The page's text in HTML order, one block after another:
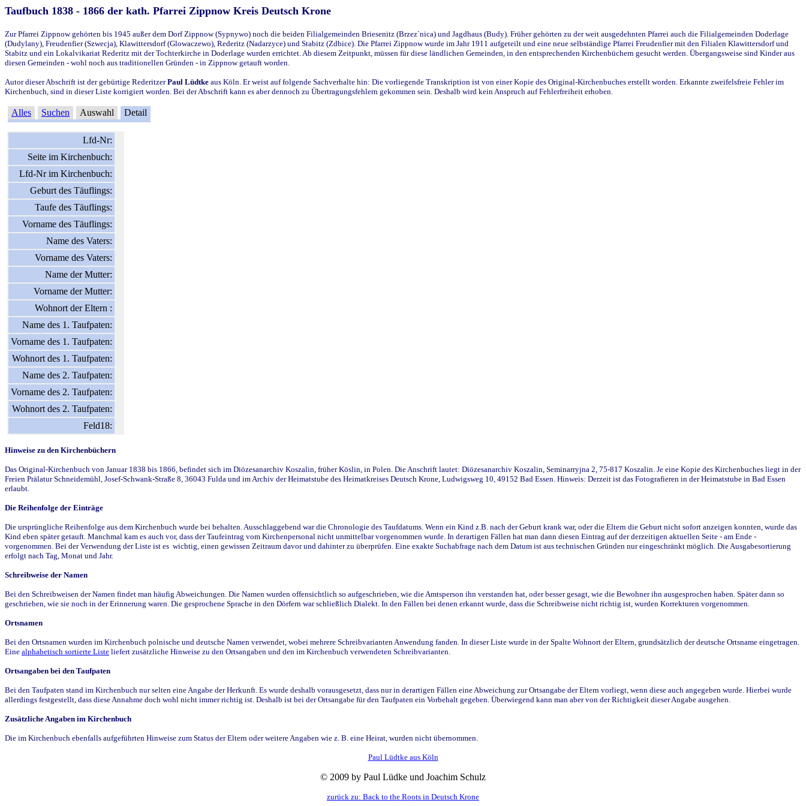
Taufbuch 1838 - 1866 der kath. Pfarrei Zippnow Kreis Deutsch Krone
Zur Pfarrei Zippnow gehörten bis 1945 außer dem Dorf Zippnow (Sypnywo) noch die beiden Filialgemeinden Briesenitz (Brzez`nica) und Jagdhaus (Budy). Früher gehörten zu der weit ausgedehnten Pfarrei auch die Filialgemeinden Doderlage
(Dudylany), Freudenfier (Szwecja), Klawittersdorf (Glowaczewo), Rederitz (Nadarzyce) und Stabitz (Zdbice). Die Pfarrei Zippnow wurde im Jahr 1911 aufgeteilt und eine neue selbständige Pfarrei Freudenfier mit den Filialen Klawittersdorf und
Stabitz und ein Lokalvikariat Rederitz mit der Tochterkirche in Doderlage wurden errichtet. Ab diesem Zeitpunkt, müssen für diese ländlichen Gemeinden, in den entsprechenden Kirchenbüchern gesucht werden. Übergangsweise sind Kinder aus
diesen Gemeinden - wohl noch aus traditionellen Gründen - in Zippnow getauft worden.
Autor dieser Abschrift ist der gebürtige RederitzerPaul Lüdtke aus Köln. Er weist auf folgende Sachverhalte hin: Die vorliegende Transkription ist von einer Kopie des Original-Kirchenbuches erstellt worden. Erkannte zweifelsfreie Fehler im
Kirchenbuch, sind in dieser Liste korrigiert worden. Bei der Abschrift kann es aber dennoch zu Übertragungsfehlern gekommen sein. Deshalb wird kein Anspruch auf Fehlerfreiheit erhoben.
Alles Suchen Auswahl Detail
Lfd-Nr:
Seite im Kirchenbuch:
Lfd-Nr im Kirchenbuch:
Geburt des Täuflings:
Taufe des Täuflings:
Vorname des Täuflings:
Name des Vaters:
Vorname des Vaters:
Name der Mutter:
Vorname der Mutter:
Wohnort der Eltern :
Name des 1. Taufpaten:
Vorname des 1. Taufpaten:
Wohnort des 1. Taufpaten:
Name des 2. Taufpaten:
Vorname des 2. Taufpaten:
Wohnort des 2. Taufpaten:
Feld18:
Hinweise zu den Kirchenbüchern
Das Original-Kirchenbuch von Januar 1838 bis 1866, befindet sich im Diözesanarchiv Koszalin, früher Köslin, in Polen. Die Anschrift lautet: Diözesanarchiv Koszalin, Seminarryjna 2, 75-817 Koszalin. Je eine Kopie des Kirchenbuches liegt in der
Freien Prälatur Schneidemühl, Josef-Schwank-Straße 8, 36043 Fulda und im Archiv der Heimatstube des Heimatkreises Deutsch Krone, Ludwigsweg 10, 49152 Bad Essen. Hinweis: Derzeit ist das Fotografieren in der Heimatstube in Bad Essen
erlaubt.
Die Reihenfolge der Einträge
Die ursprüngliche Reihenfolge aus dem Kirchenbuch wurde bei behalten. Ausschlaggebend war die Chronologie des Taufdatums. Wenn ein Kind z.B. nach der Geburt krank war, oder die Eltern die Geburt nicht sofort anzeigen konnten, wurde das
Kind eben später getauft. Manchmal kam es auch vor, dass der Taufeintrag vom Kirchenpersonal nicht unmittelbar vorgenommen wurde. In derartigen Fällen hat man dann diesen Eintrag auf der derzeitigen aktuellen Seite - am Ende -
vorgenommen. Bei der Verwendung der Liste ist es wichtig, einen gewissen Zeitraum davor und dahinter zu überprüfen. Eine exakte Suchabfrage nach dem Datum ist aus technischen Gründen nur eingeschränkt möglich. Die Ausgabesortierung
erfolgt nach Tag, Monat und Jahr.
Schreibweise der Namen
Bei den Schreibweisen der Namen findet man häufig Abweichungen. Die Namen wurden offensichtlich so aufgeschrieben, wie die Amtsperson ihn verstanden hat, oder besser gesagt, wie die Bewohner ihn ausgesprochen haben. Später dann so
geschrieben, wie sie noch in der Erinnerung waren. Die gesprochene Sprache in den Dörfern war schließlich Dialekt. In den Fällen bei denen erkannt wurde, dass die Schreibweise nicht richtig ist, wurden Korrekturen vorgenommen.
Ortsnamen
Bei den Ortsnamen wurden im Kirchenbuch polnische und deutsche Namen verwendet, wobei mehrere Schreibvarianten Anwendung fanden. In dieser Liste wurde in der Spalte Wohnort der Eltern, grundsätzlich der deutsche Ortsname eingetragen.
Eine alphabetisch sortierte Liste liefert zusätzliche Hinweise zu den Ortsangaben und den im Kirchenbuch verwendeten Schreibvarianten.
Ortsangaben bei den Taufpaten
Bei den Taufpaten stand im Kirchenbuch nur selten eine Angabe der Herkunft. Es wurde deshalb vorausgesetzt, dass nur in derartigen Fällen eine Abweichung zur Ortsangabe der Eltern vorliegt, wenn diese auch angegeben wurde. Hierbei wurde
allerdings festgestellt, dass diese Annahme doch wohl nicht immer richtig ist. Deshalb ist bei der Ortsangabe für den Taufpaten ein Vorbehalt gegeben. Überwiegend kann man aber von der Richtigkeit dieser Angabe ausgehen.
Zusätzliche Angaben im Kirchenbuch
Die im Kirchenbuch ebenfalls aufgeführten Hinweise zum Status der Eltern oder weitere Angaben wie z. B. eine Heirat, wurden nicht übernommen.
Paul Lüdtke aus Köln
© 2009 by Paul Lüdke und Joachim Schulz
zurück zu: Back to the Roots in Deutsch Krone